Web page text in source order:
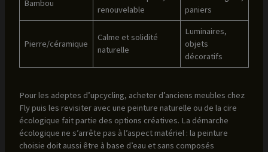
Bambou
renouvelable
paniers
Pierre/céramique
Calme et solidité
naturelle
Luminaires,
objets
décoratifs
Pour les adeptes d’upcycling, acheter d’anciens meubles chez
Fly puis les revisiter avec une peinture naturelle ou de la cire
écologique fait partie des options créatives. La démarche
écologique ne s’arrête pas à l’aspect matériel : la peinture
choisie doit aussi être à base d’eau et sans composés